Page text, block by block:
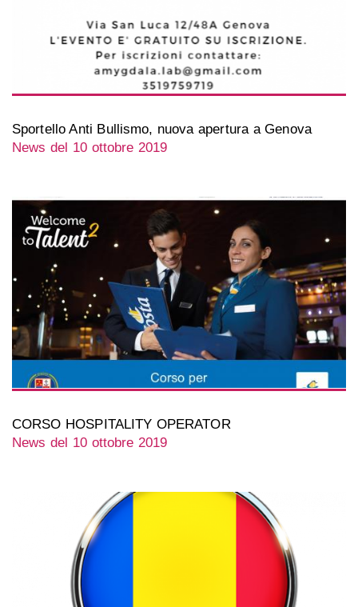
Sportello Anti Bullismo, nuova apertura a Genova
News del 10 ottobre 2019
CORSO HOSPITALITY OPERATOR
News del 10 ottobre 2019